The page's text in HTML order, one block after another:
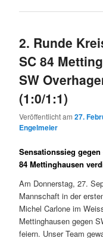
2. Runde
SC 84
SW
(1:0/1:1)
Veröffentlicht am27.
Engelmeier
Sensationssieg
84 Mettinghausen
Am Donnerstag, 27.
Mannschaft in der
Michel Carlone im
Mettinghausen gegen
feiern. Unser Team